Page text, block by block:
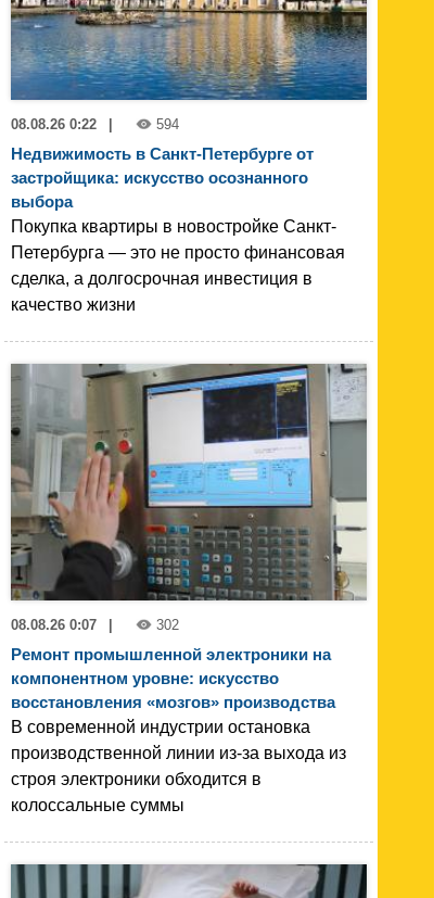
08.08.26 0:22 594
Недвижимость в Санкт-Петербурге от
застройщика: искусство осознанного
выбора
Покупка квартиры в новостройке Санкт-
Петербурга — это не просто финансовая
сделка, а долгосрочная инвестиция в
качество жизни
08.08.26 0:07 302
Ремонт промышленной электроники на
компонентном уровне: искусство
восстановления «мозгов» производства
В современной индустрии остановка
производственной линии из-за выхода из
строя электроники обходится в
колоссальные суммы